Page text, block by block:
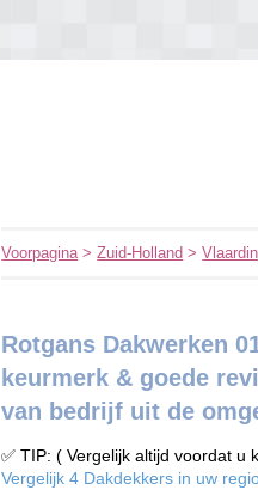
Voorpagina>Zuid-Holland >
Rotgans Dakwerken
keurmerk & goede
van bedrijf uit de
✅ TIP: ( Vergelijk altijd voordat u
Vergelijk 4 Dakdekkers in uw